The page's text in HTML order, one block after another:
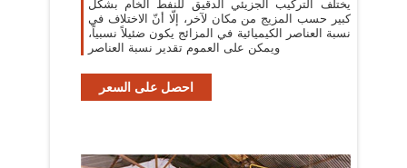
يختلف التركيب الجزيئي الدقيق للنفط الخام بشكل
كبير حسب المزيج من مكان لآخر، إلّا أنّ الاختلاف في
نسبة العناصر الكيميائية في المزائج يكون ضئيلاً نسبياً،
ويمكن على العموم تقدير نسبة العناصر
احصل على السعر